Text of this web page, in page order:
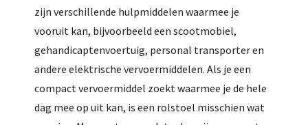
zijn verschillende hulpmiddelen waarmee je
vooruit kan, bijvoorbeeld een scootmobiel,
gehandicaptenvoertuig, personal transporter en
andere elektrische vervoermiddelen. Als je een
compact vervoermiddel zoekt waarmee je de hele
dag mee op uit kan, is een rolstoel misschien wat